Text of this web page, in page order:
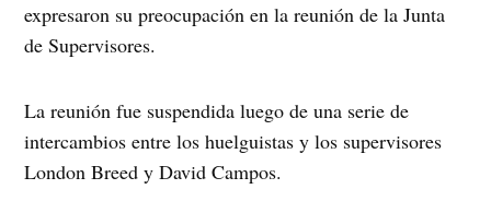
expresaron su preocupación en la reunión de la Junta
de Supervisores.
La reunión fue suspendida luego de una serie de
intercambios entre los huelguistas y los supervisores
London Breed y David Campos.